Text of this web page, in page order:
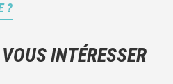
?
N'hésitez pas à décrire
Et, attention à ne pas
INTÉRESSER